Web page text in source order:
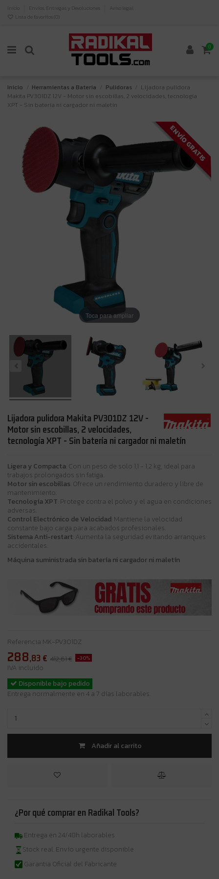
Inicio Envíos, Entregas y Devoluciones
Aviso legal
Lista de favoritos ( 0)
0
Inicio Herramientas a Bateria Pulidoras
Lijadora pulidora
Makita PV301DZ 12V - Motor sin escobillas, 2 velocidades, tecnología
XPT - Sin batería ni cargador ni maletín
ENVÍO GRATIS
Toca para ampliar
Lijadora pulidora Makita PV301DZ 12V -
Motor sin escobillas, 2 velocidades,
tecnología XPT - Sin batería ni cargador ni maletín
Ligera y Compacta : Con un peso de solo 1,1 - 1,2 kg, ideal para
trabajos prolongados sin fatiga.
Motor sin escobillas : Ofrece un rendimiento duradero y libre de
mantenimiento.
Tecnología XPT : Protege contra el polvo y el agua en condiciones
adversas.
Control Electrónico de Velocidad : Mantiene la velocidad
constante bajo carga para acabados profesionales.
Sistema Anti-restart : Aumenta la seguridad evitando arranques
accidentales.
Máquina suministrada sin batería ni cargador ni maletín
Referencia MK-PV301DZ
288,83 € 412,61 € -30%
IVA incluido
Disponible bajo pedido
Entrega normalmente en 4 a 7 días laborables.
Añadir al carrito
¿Por qué comprar en Radikal Tools?
Entrega en 24/48h laborables
Stock real. Envío urgente disponible
Garantia Oficial del Fabricante